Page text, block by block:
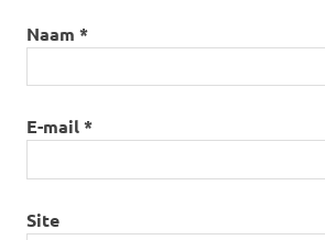
Naam *
E-mail*
Site